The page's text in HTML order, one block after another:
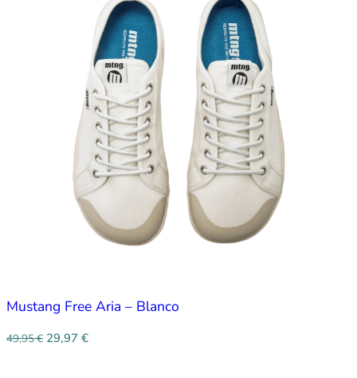
Mustang Free Aria – Blanco
49,95€ 29,97 €